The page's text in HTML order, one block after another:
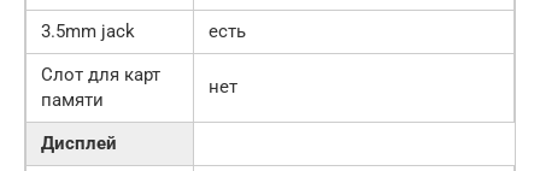
3.5mm jack
есть
Слот для карт
памяти
нет
Дисплей